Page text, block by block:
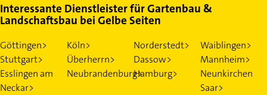
Interessante Dienstleister für Gartenbau &
Landschaftsbau bei Gelbe Seiten
Göttingen> Köln> Norderstedt>
Waiblingen>
Stuttgart>
Überherrn> Dassow>
Mannheim>
Esslingen am
Neckar>
Neubrandenburg>Hamburg>
Neunkirchen
Saar>